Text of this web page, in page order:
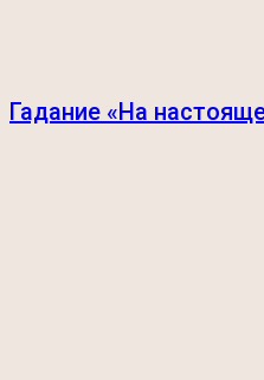
Гадание «На